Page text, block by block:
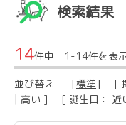
検索結果
14件中 1-14件を表
並び替え [標準] [ 掲
| 高い ] [ 誕生日： 近